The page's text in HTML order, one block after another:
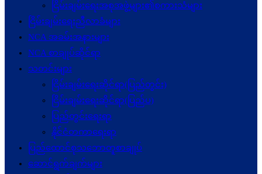
ငြိမ်းချမ်းရေးအစုအဖွဲ့များ၏စကားသံများ
ငြိမ်းချမ်းရေးညီလာခံများ
NCA အခမ်းအနားများ
NCA စာချုပ်ဆိုင်ရာ
သတင်းများ
ငြိမ်းချမ်းရေးဆိုင်ရာ(ပြည်တွင်း)
ငြိမ်းချမ်းရေးဆိုင်ရာ(ပြည်ပ)
ပြည်တွင်းရေးရာ
နိုင်ငံတကာရေးရာ
ပြည်ထောင်စုသဘောတူစာချုပ်
ဆောင်ရွက်ချက်များ